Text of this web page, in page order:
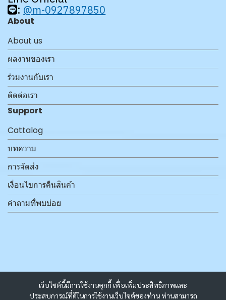
เว็บไซต์นี้มีการใช้งานคุกกี้ เพื่อเพิ่มประสิทธิภาพและ
ประสบการณ์ที่ดีในการใช้งานเว็บไซต์ของท่าน ท่านสามารถ
: @m-0927897850
About
About us
ผลงานของเรา
ร่วมงานกับเรา
ติดต่อเรา
Support
Cattalog
บทความ
การจัดส่ง
เงื่อนไขการคืนสินค้า
คำถามที่พบบ่อย